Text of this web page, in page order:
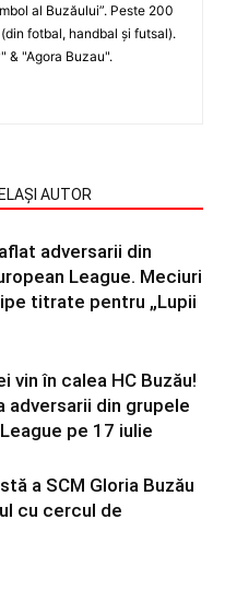
al Buzăului”. Peste 200
fotbal, handbal şi futsal).
& "Agora Buzau".
AUTOR
adversarii din
League. Meciuri
titrate pentru „Lupii
vin în calea HC Buzău!
adversarii din grupele
pe 17 iulie
a SCM Gloria Buzău
cu cercul de